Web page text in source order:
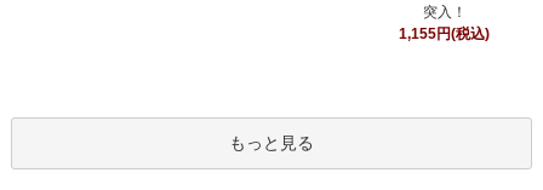
突入！
1,155円(税込)
もっと見る